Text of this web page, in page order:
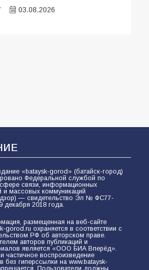
03.08.2026
ли мобилизация в России в
после выборов: в
дали ответ
06.08.2026
Москву не возьмёшь»:
заявления Киева о
«bataysk-gorod» (батайск-город)
Федеральной службой по
связи, информационных
и массовых коммуникаций
— свидетельство Эл № ФС77-
декабря 2018 года.
размещенная на веб-сайте
gorod.ru охраняется в соответствии с
РФ об авторском праве.
авторов публикаций и
является «ООО БИА Вперёд».
частичное воспроизведение
без гиперссылки на www.bataysk-
Пользователи должны